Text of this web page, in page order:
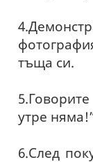
тъща си.
утре
6.След